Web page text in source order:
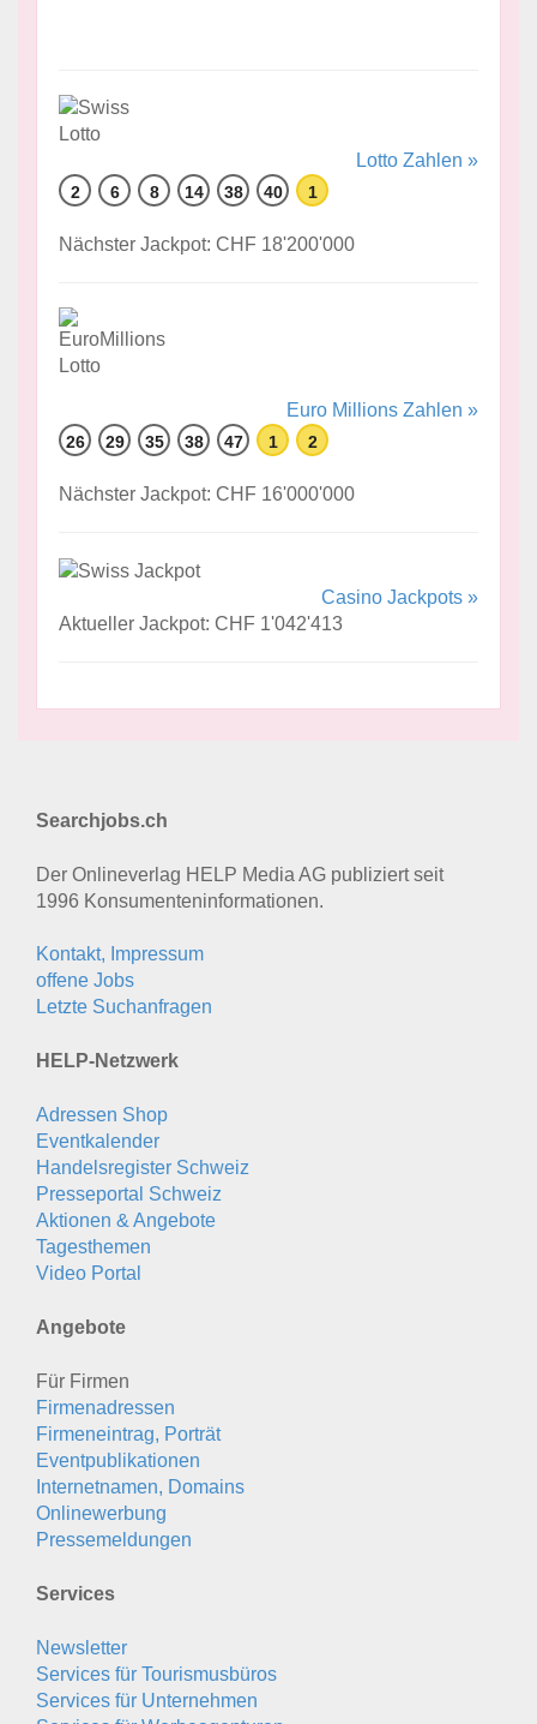
Lotto Zahlen »
2 6 8 14 38 40 1
Nächster Jackpot: CHF 18'200'000
Euro Millions Zahlen »
26 29 35 38 47 1 2
Nächster Jackpot: CHF 16'000'000
Casino Jackpots »
Aktueller Jackpot: CHF 1'042'413
Searchjobs.ch
Der Onlineverlag HELP Media AG publiziert seit
1996 Konsumenten­informationen.
Kontakt, Impressum
offene Jobs
Letzte Suchanfragen
HELP-Netzwerk
Adressen Shop
Eventkalender
Handelsregister Schweiz
Presseportal Schweiz
Aktionen & Angebote
Tagesthemen
Video Portal
Angebote
Für Firmen
Firmenadressen
Firmeneintrag, Porträt
Eventpublikationen
Internetnamen, Domains
Onlinewerbung
Pressemeldungen
Services
Newsletter
Services für Tourismusbüros
Services für Unternehmen